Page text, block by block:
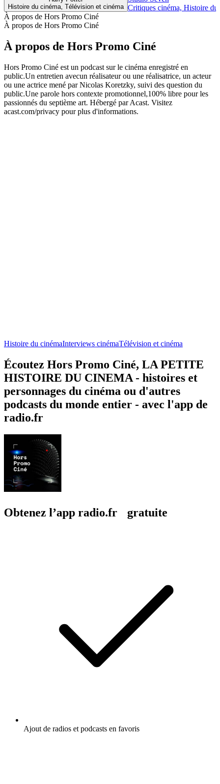
Histoire du cinéma, Télévision et cinéma Critiques cinéma, Histoire
À propos de Hors Promo Ciné
À propos de Hors Promo Ciné
À propos de Hors Promo Ciné
Hors Promo Ciné est un podcast sur le cinéma enregistré en
public.Un entretien avecun réalisateur ou une réalisatrice, un acteur
ou une actrice mené par Nicolas Koretzky, suivi des question du
public.Une parole hors contexte promotionnel,100% libre pour les
passionnés du septième art. Hébergé par Acast. Visitez
acast.com/privacy pour plus d'informations.
Histoire du cinémaInterviews cinémaTélévision et cinéma
Écoutez Hors Promo Ciné, LA PETITE
HISTOIRE DU CINEMA - histoires et
personnages du cinéma ou d'autres
podcasts du monde entier - avec l'app de
radio.fr
Obtenez l’app radio.fr gratuite
Ajout de radios et podcasts en favoris